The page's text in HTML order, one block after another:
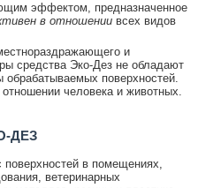
эффектом, предназначенное
в отношениивсех видов
и
средства Эко-Дез не обладают
обрабатываемых поверхностей.
отношении человека и животных.
ДЕЗ
поверхностей в помещениях,
ветеринарных